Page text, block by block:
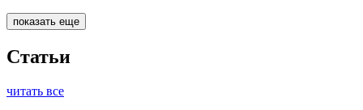
показать еще
Статьи
читать все